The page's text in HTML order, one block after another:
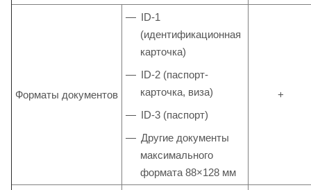
Форматы документов
ID-1
(идентификационная
карточка)
ID-2 (паспорт-
карточка, виза)
ID-3 (паспорт)
Другие документы
максимального
формата 88×128 мм
+